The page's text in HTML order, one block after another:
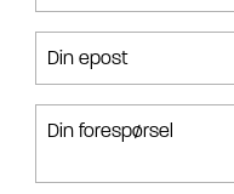
Din epost
Din forespørsel